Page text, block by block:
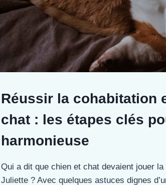
Réussir la cohabitation
chat : les étapes clés
harmonieuse
Qui a dit que chien et chat devaient jouer
Juliette ? Avec quelques astuces dignes